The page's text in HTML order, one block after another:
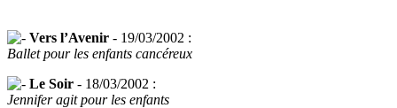
Vers l’Avenir - 19/03/2002 :
Ballet pour les enfants cancéreux
Le Soir - 18/03/2002 :
Jennifer agit pour les enfants